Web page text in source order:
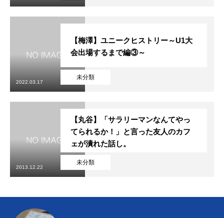
未分類
【梅澤】ユニークヒストリー～U1大
会出場するまで編③～
2022.03.17
未分類
【丸谷】「サラリーマンなんてやっ
てられるか！」と言った友人のカフ
ェが潰れた話し。
2013.12.22